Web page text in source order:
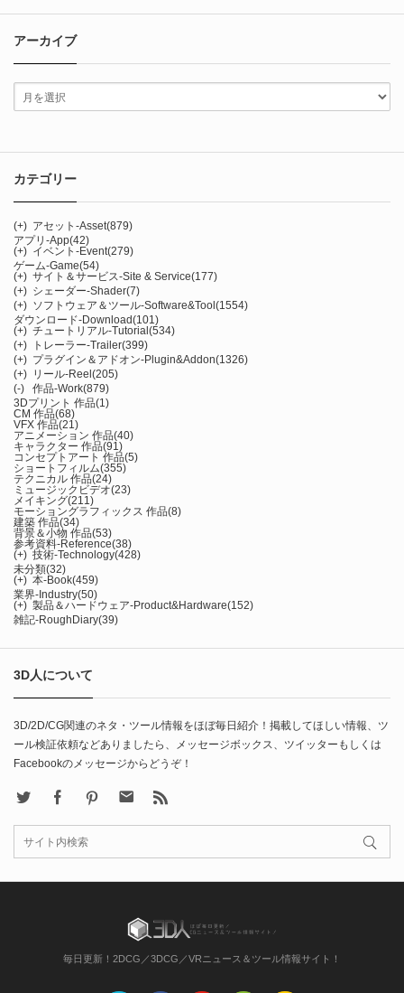
アーカイブ
カテゴリー
(+) アセット-Asset(879)
アプリ-App(42)
(+) イベント-Event(279)
ゲーム-Game(54)
(+) サイト＆サービス-Site & Service(177)
(+) シェーダー-Shader(7)
(+) ソフトウェア＆ツール-Software&Tool (1554)
ダウンロード-Download(101)
(+) チュートリアル-Tutorial (534)
(+)
トレーラー-Trailer(399)
(+) プラグイン＆アドオン-Plugin&Addon(1326)
(+) リール-Reel (205)
(-)
作品-Work(879)
3Dプリント 作品(1)
CM 作品(68)
VFX 作品(21)
アニメーション 作品(40)
キャラクター 作品(91)
コンセプトアート 作品(5)
ショートフィルム(355)
テクニカル 作品(24)
ミュージックビデオ(23)
メイキング(211)
モーショングラフィックス 作品(8)
建築 作品(34)
背景＆小物 作品(53)
参考資料-Reference(38)
(+) 技術-Technology(428)
未分類(32)
(+) 本-Book(459)
業界-Industry(50)
(+) 製品＆ハードウェア-Product&Hardware(152)
雑記-RoughDiary(39)
3D人について
3D/2D/CG関連のネタ・ツール情報をほぼ毎日紹介！掲載してほしい情報、ツ
ール検証依頼などありましたら、メッセージボックス、ツイッターもしくは
Facebookのメッセージからどうぞ！
FacebookPinterest Contact
毎日更新！2DCG／3DCG／VRニュース＆ツール情報サイト！